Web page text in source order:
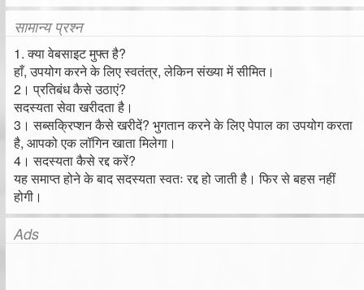
सामान्य प्रश्न
1. क्या वेबसाइट मुफ्त है?
हाँ, उपयोग करने के लिए स्वतंत्र, लेकिन संख्या में सीमित।
2। प्रतिबंध कैसे उठाएं?
सदस्यता सेवा खरीदता है।
3। सब्सक्रिप्शन कैसे खरीदें? भुगतान करने के लिए पेपाल का उपयोग करता
है, आपको एक लॉगिन खाता मिलेगा।
4। सदस्यता कैसे रद्द करें?
यह समाप्त होने के बाद सदस्यता स्वतः रद्द हो जाती है। फिर से बहस नहीं
होगी।
Ads